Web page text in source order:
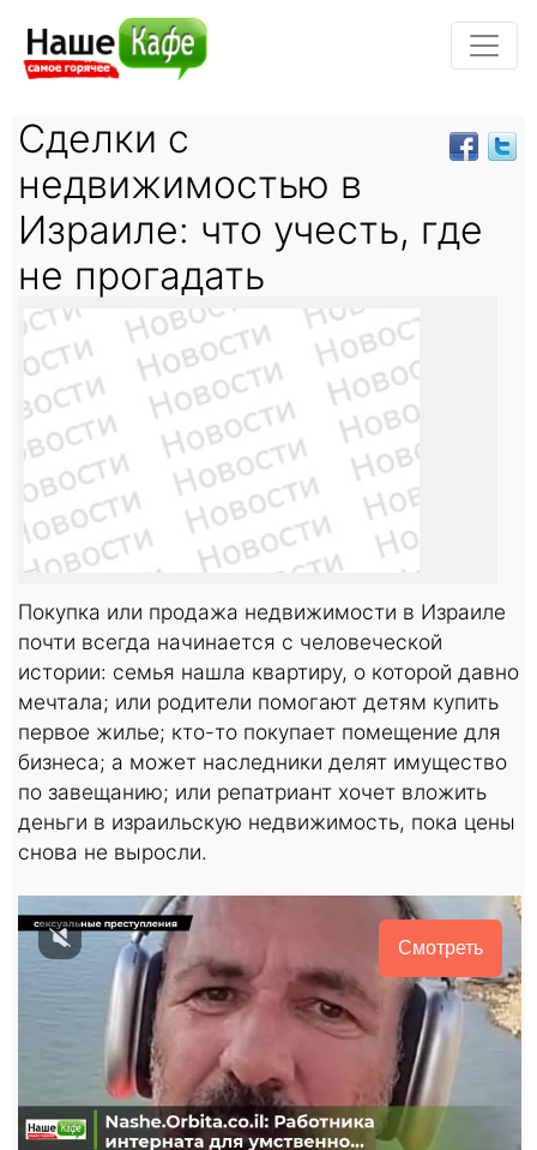
Сделки с
недвижимостью в
Израиле: что учесть, где
не прогадать
Покупка или продажа недвижимости в Израиле
почти всегда начинается с человеческой
истории: семья нашла квартиру, о которой давно
мечтала; или родители помогают детям купить
первое жилье; кто-то покупает помещение для
бизнеса; а может наследники делят имущество
по завещанию; или репатриант хочет вложить
деньги в израильскую недвижимость, пока цены
снова не выросли.
Смотреть